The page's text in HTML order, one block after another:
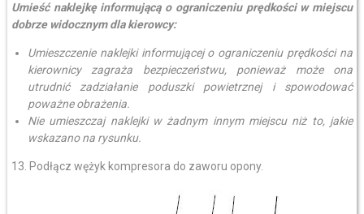
Umieść naklejkę informującą o ograniczeniu prędkości w miejscu
dobrze widocznym dla kierowcy:
Umieszczenie naklejki informującej o ograniczeniu prędkości na
kierownicy zagraża bezpieczeństwu, ponieważ może ona
utrudnić zadziałanie poduszki powietrznej i spowodować
poważne obrażenia.
Nie umieszczaj naklejki w żadnym innym miejscu niż to, jakie
wskazano na rysunku.
13. Podłącz wężyk kompresora do zaworu opony.